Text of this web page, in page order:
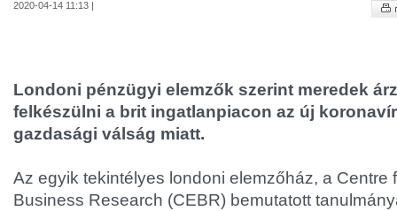
2020-04-14 11:13 |
Londoni pénzügyi elemzők szerint meredek
felkészülni a brit ingatlanpiacon az új
gazdasági válság miatt.
Az egyik tekintélyes londoni elemzőház, a Centre
Business Research (CEBR) bemutatott